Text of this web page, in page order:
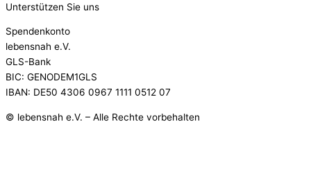
Unterstützen Sie uns
Spendenkonto
lebensnah e.V.
GLS-Bank
BIC: GENODEM1GLS
IBAN: DE50 4306 0967 1111 0512 07
© lebensnah e.V. – Alle Rechte vorbehalten